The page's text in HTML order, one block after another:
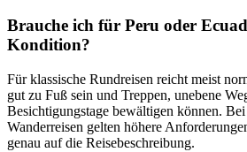
Brauche ich für Peru oder
Kondition?
Für klassische Rundreisen reicht meist
gut zu Fuß sein und Treppen, unebene
Besichtigungstage bewältigen können.
Wanderreisen gelten höhere
genau auf die Reisebeschreibung.